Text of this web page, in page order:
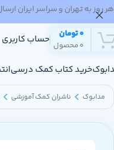
0 محصول
0تومان حساب کاربری
خرید کتاب کمک درسی
مدابوک ناشران کمک آموزشی
هر روز به تهران و سراسر ایران